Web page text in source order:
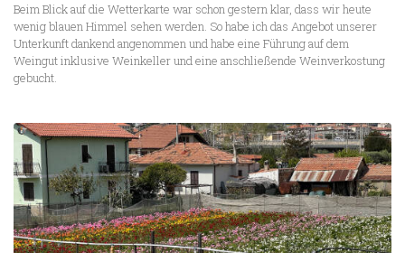
Beim Blick auf die Wetterkarte war schon gestern klar, dass wir heute
wenig blauen Himmel sehen werden. So habe ich das Angebot unserer
Unterkunft dankend angenommen und habe eine Führung auf dem
Weingut inklusive Weinkeller und eine anschließende Weinverkostung
gebucht.